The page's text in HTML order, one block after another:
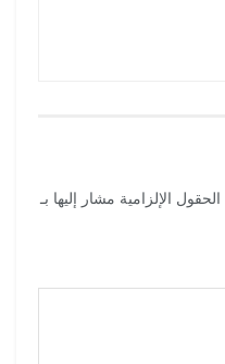
الحقول الإلزامية مشار إليها بـ